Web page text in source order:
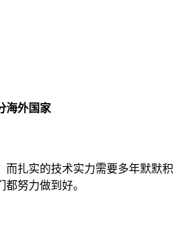
海外国家
而扎实的技术实力需要多年默默积
努力做到好。